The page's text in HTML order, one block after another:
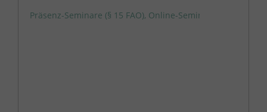
Präsenz-Seminare (§ 15 FAO), Online-Seminar (§ 15 FAO)